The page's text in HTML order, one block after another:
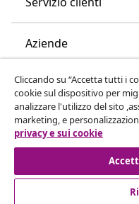
Aziende
vidaXL
Scopri di più
Cliccando su “Accetta tutti i
cookie sul dispositivo per
analizzare l'utilizzo del sito
marketing, e
privacy e sui cookie